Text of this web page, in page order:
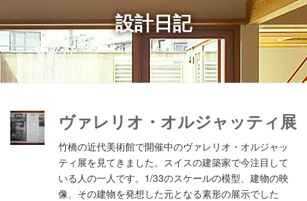
設計日記
ヴァレリオ・オルジャッティ展
竹橋の近代美術館で開催中のヴァレリオ・オルジャッ
ティ展を見てきました。スイスの建築家で今注目して
いる人の一人です。1/33のスケールの模型、建物の映
像、その建物を発想した元となる素形の展示でした